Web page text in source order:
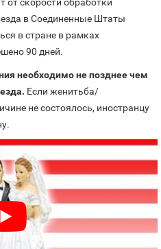
в Соединенные Штаты
в стране в рамках
90 дней.
необходимо не позднее чем
Если женитьба/
не состоялось, иностранцу